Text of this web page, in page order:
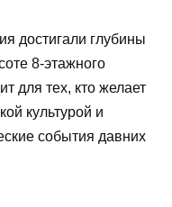
достигали глубины
8-этажного
для тех, кто желает
культурой и
события давних